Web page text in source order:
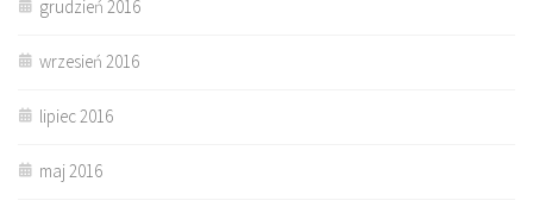
grudzień 2016
wrzesień 2016
lipiec 2016
maj 2016